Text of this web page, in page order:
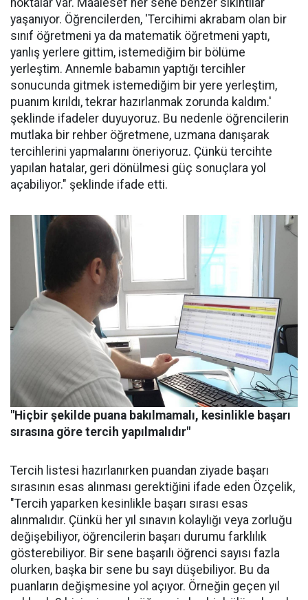
noktalar var. Maalesef her sene benzer sıkıntılar
yaşanıyor. Öğrencilerden, 'Tercihimi akrabam olan bir
sınıf öğretmeni ya da matematik öğretmeni yaptı,
yanlış yerlere gittim, istemediğim bir bölüme
yerleştim. Annemle babamın yaptığı tercihler
sonucunda gitmek istemediğim bir yere yerleştim,
puanım kırıldı, tekrar hazırlanmak zorunda kaldım.'
şeklinde ifadeler duyuyoruz. Bu nedenle öğrencilerin
mutlaka bir rehber öğretmene, uzmana danışarak
tercihlerini yapmalarını öneriyoruz. Çünkü tercihte
yapılan hatalar, geri dönülmesi güç sonuçlara yol
açabiliyor." şeklinde ifade etti.
"Hiçbir şekilde puana bakılmamalı, kesinlikle başarı
sırasına göre tercih yapılmalıdır"
Tercih listesi hazırlanırken puandan ziyade başarı
sırasının esas alınması gerektiğini ifade eden Özçelik,
"Tercih yaparken kesinlikle başarı sırası esas
alınmalıdır. Çünkü her yıl sınavın kolaylığı veya zorluğu
değişebiliyor, öğrencilerin başarı durumu farklılık
gösterebiliyor. Bir sene başarılı öğrenci sayısı fazla
olurken, başka bir sene bu sayı düşebiliyor. Bu da
puanların değişmesine yol açıyor. Örneğin geçen yıl